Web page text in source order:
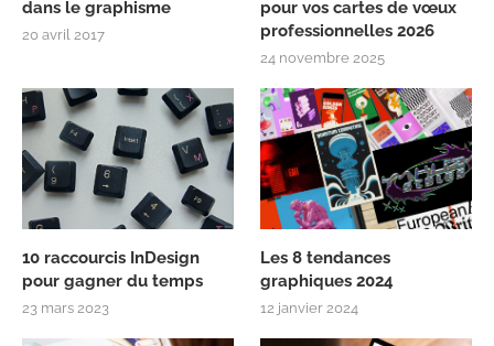
dans le graphisme
20 avril 2017
pour vos cartes de vœux
professionnelles 2026
24 novembre 2025
10 raccourcis InDesign
pour gagner du temps
23 mars 2023
Les 8 tendances
graphiques 2024
12 janvier 2024